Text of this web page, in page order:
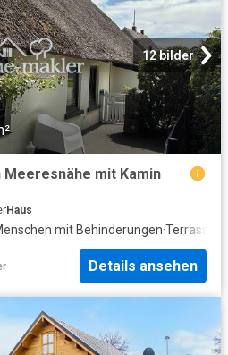
12 bilder
mit Kamin
Haus
mit Behinderungen·Terrasse
Details ansehen